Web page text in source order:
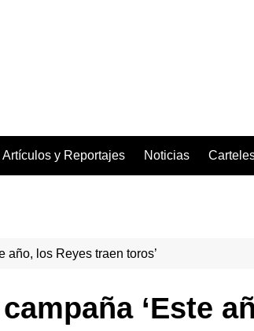
Artículos y Reportajes Noticias
año, los Reyes traen toros’
‘Este